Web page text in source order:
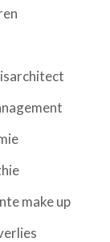
make up